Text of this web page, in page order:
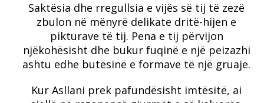
Saktësia dhe rregullsia e vijës së tij të zezë
zbulon në mënyrë delikate dritë-hijen e
pikturave të tij. Pena e tij përvijon
njëkohësisht dhe bukur fuqinë e një peizazhi
ashtu edhe butësinë e formave të një gruaje.
Kur Asllani prek pafundësisht imtësitë, ai